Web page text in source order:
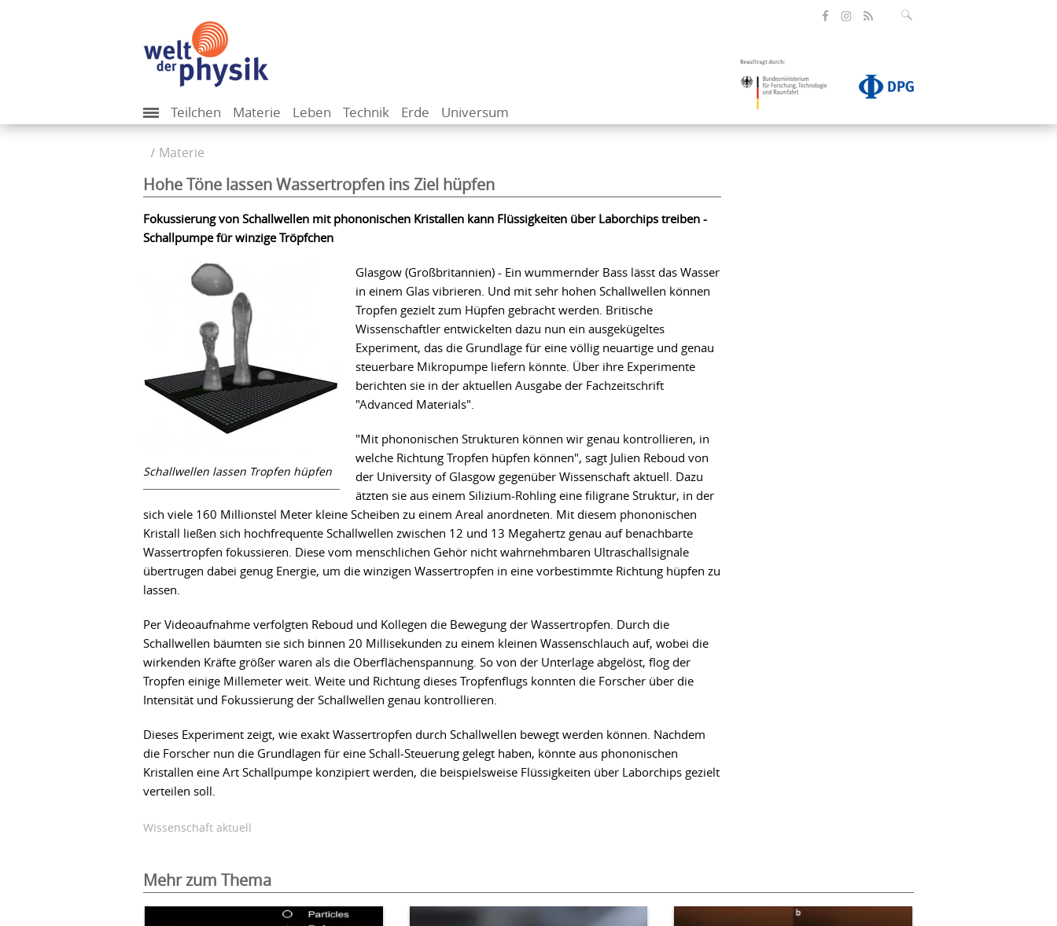
Teilchen Materie Leben Technik Erde Universum
Materie
Hohe Töne lassen Wassertropfen ins Ziel hüpfen
Fokussierung von Schallwellen mit phononischen Kristallen kann Flüssigkeiten über Laborchips treiben -
Schallpumpe für winzige Tröpfchen
Schallwellen lassen Tropfen hüpfen
Glasgow (Großbritannien) - Ein wummernder Bass lässt das Wasser
in einem Glas vibrieren. Und mit sehr hohen Schallwellen können
Tropfen gezielt zum Hüpfen gebracht werden. Britische
Wissenschaftler entwickelten dazu nun ein ausgekügeltes
Experiment, das die Grundlage für eine völlig neuartige und genau
steuerbare Mikropumpe liefern könnte. Über ihre Experimente
berichten sie in der aktuellen Ausgabe der Fachzeitschrift
"Advanced Materials".
"Mit phononischen Strukturen können wir genau kontrollieren, in
welche Richtung Tropfen hüpfen können", sagt Julien Reboud von
der University of Glasgow gegenüber Wissenschaft aktuell. Dazu
ätzten sie aus einem Silizium-Rohling eine filigrane Struktur, in der
sich viele 160 Millionstel Meter kleine Scheiben zu einem Areal anordneten. Mit diesem phononischen
Kristall ließen sich hochfrequente Schallwellen zwischen 12 und 13 Megahertz genau auf benachbarte
Wassertropfen fokussieren. Diese vom menschlichen Gehör nicht wahrnehmbaren Ultraschallsignale
übertrugen dabei genug Energie, um die winzigen Wassertropfen in eine vorbestimmte Richtung hüpfen zu
lassen.
Per Videoaufnahme verfolgten Reboud und Kollegen die Bewegung der Wassertropfen. Durch die
Schallwellen bäumten sie sich binnen 20 Millisekunden zu einem kleinen Wassenschlauch auf, wobei die
wirkenden Kräfte größer waren als die Oberflächenspannung. So von der Unterlage abgelöst, flog der
Tropfen einige Millemeter weit. Weite und Richtung dieses Tropfenflugs konnten die Forscher über die
Intensität und Fokussierung der Schallwellen genau kontrollieren.
Dieses Experiment zeigt, wie exakt Wassertropfen durch Schallwellen bewegt werden können. Nachdem
die Forscher nun die Grundlagen für eine Schall-Steuerung gelegt haben, könnte aus phononischen
Kristallen eine Art Schallpumpe konzipiert werden, die beispielsweise Flüssigkeiten über Laborchips gezielt
verteilen soll.
Wissenschaft aktuell
Mehr zum Thema